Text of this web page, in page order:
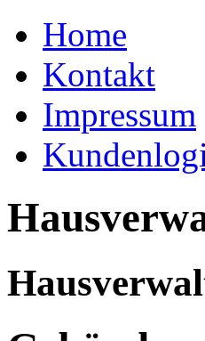
Home
Kontakt
Impressum